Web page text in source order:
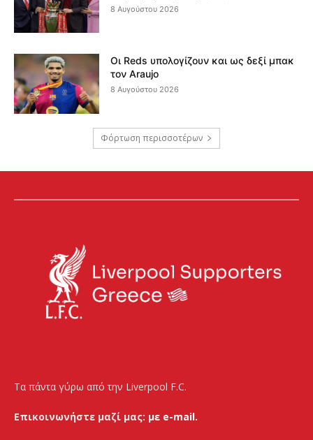
8 Αυγούστου 2026
Οι Reds υπολογίζουν και ως δεξί μπακ
τον Araujo
8 Αυγούστου 2026
Φόρτωση περισσοτέρων
Τα πάντα γύρω από την Liverpool F.C.
Επικοινωνήστε μαζί μας: με e-mail.